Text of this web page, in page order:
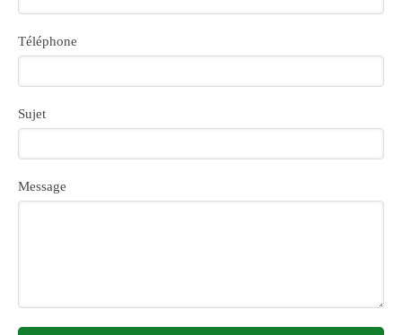
Téléphone
Sujet
Message